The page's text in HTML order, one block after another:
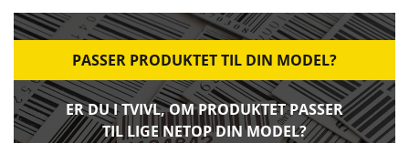
PASSER PRODUKTET TIL DIN MODEL?
ER DU I TVIVL, OM PRODUKTET PASSER
TIL LIGE NETOP DIN MODEL?